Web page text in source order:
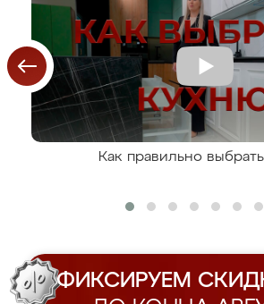
Как правильно
ФИКСИРУЕМ